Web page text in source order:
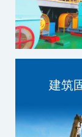
建筑
技术过硬，